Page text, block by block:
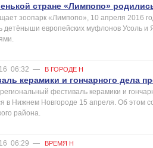
стране «Лимпопо»
зоопарк «Лимпопо», 10 апреля 2016
детёныши европейских муфлонов Усоль
06:32 — В ГОРОДЕ Н
керамики и гончарного дела
фестиваль керамики и
в Нижнем Новгороде 15 апреля. Об этом
района.
06:29 — ВРЕМЯ Н